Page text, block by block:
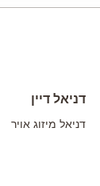
דניאל דיין
דניאל מיזוג אויר